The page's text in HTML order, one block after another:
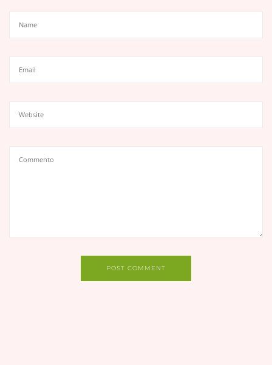
POST COMMENT